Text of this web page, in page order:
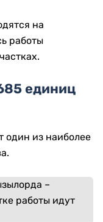
на
работы
единиц
один из наиболее